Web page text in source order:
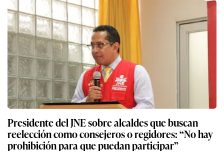
Presidente del JNE sobre alcaldes que buscan
reelección como consejeros o regidores: “No hay
prohibición para que puedan participar”